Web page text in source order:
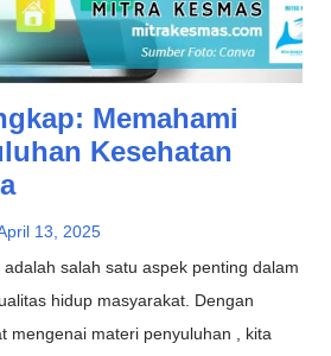
Memahami
Kesehatan
13, 2025
salah satu aspek penting dalam
hidup masyarakat. Dengan
mengenai materi penyuluhan , kita